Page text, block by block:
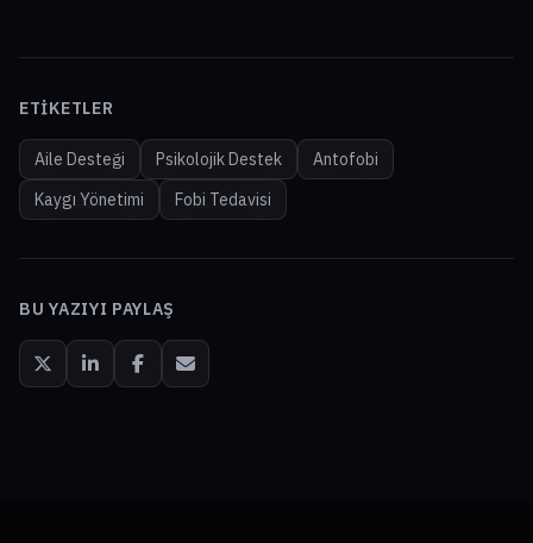
ETIKETLER
Aile Desteği Psikolojik Destek
Antofobi
Kaygı Yönetimi
Fobi Tedavisi
BU YAZIYI PAYLAŞ